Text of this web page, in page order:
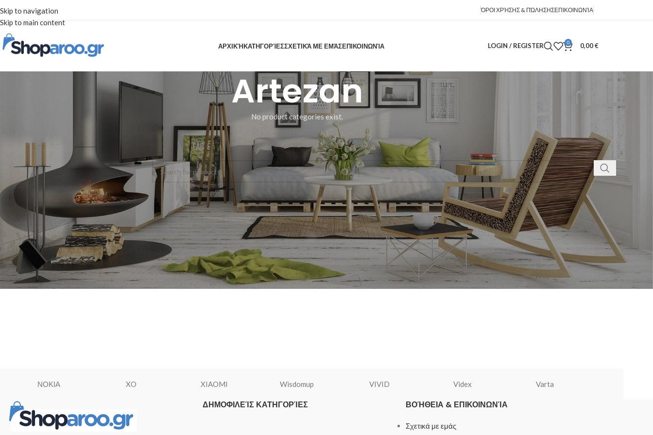
Skip to navigation
Skip to main content
ΌΡΟΙ ΧΡΉΣΗΣ & ΠΏΛΗΣΗΣΕΠΙΚΟΙΝΩΝΊΑ
ΑΡΧΙΚΉΚΑΤΗΓΟΡΊΕΣΣΧΕΤΙΚΆ ΜΕ ΕΜΆΣΕΠΙΚΟΙΝΩΝΊΑ LOGIN / REGISTER 0 0,00€
Artezan
No product categories exist.
Home Artezan
No products were found matching your selection.
ΝΟΚΙΑ XO XIAOMI Wisdomup VIVID Videx Varta
ΔΗΜΟΦΙΛΕΊΣ ΚΑΤΗΓΟΡΊΕΣ ΒΟΉΘΕΙΑ & ΕΠΙΚΟΙΝΩΝΊΑ
Σχετικά με εμάς